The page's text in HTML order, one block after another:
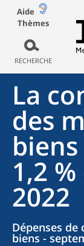
Aide
Thèmes
RECHERCHE
La
des
1,2
2022
Dépenses de
biens -